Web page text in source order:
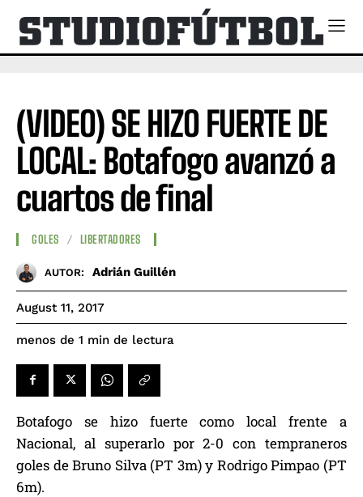
(VIDEO) SE HIZO FUERTE DE
LOCAL: Botafogo avanzó a
cuartos de final
GOLES LIBERTADORES
AUTOR: Adrián Guillén
August 11, 2017
menos de 1 min de lectura
Botafogo se hizo fuerte como local frente a
Nacional, al superarlo por 2-0 con tempraneros
goles de Bruno Silva (PT 3m) y Rodrigo Pimpao (PT
6m).